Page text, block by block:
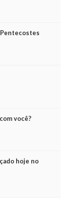
você?
hoje no